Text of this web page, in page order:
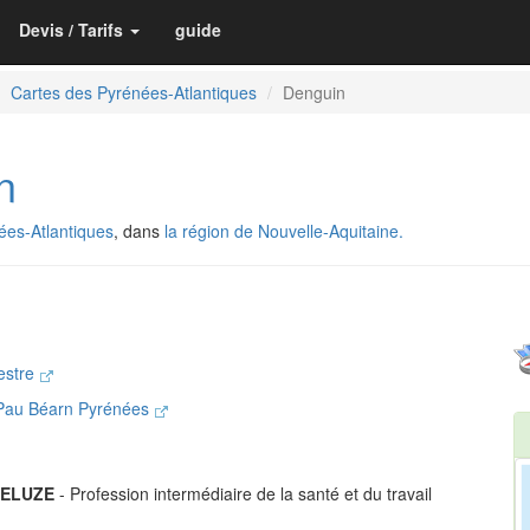
Devis / Tarifs guide
Cartes des Pyrénées-Atlantiques Denguin
Atlantiques, dans la région de Nouvelle-Aquitaine.
Béarn Pyrénées
- Profession intermédiaire de la santé et du travail